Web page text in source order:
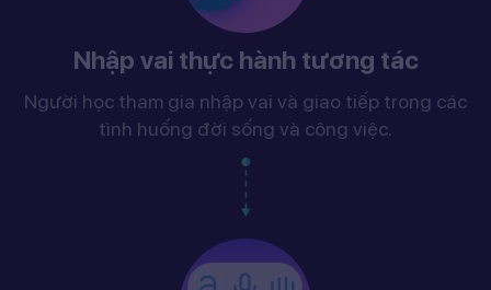
Nhập vai thực hành tương tác
Người học tham gia nhập vai và giao tiếp trong các
tình huống đời sống và công việc.